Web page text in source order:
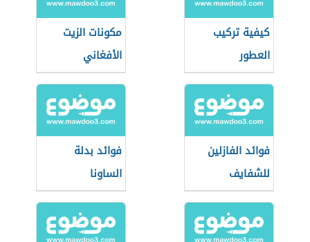
كيفية تركيب
العطور
مكونات الزيت
الأفغاني
فوائد الفازلين
للشفايف
فوائد بدلة
الساونا